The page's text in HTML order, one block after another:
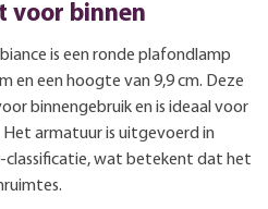
voor binnen
is een ronde plafondlamp
en een hoogte van 9,9 cm. Deze
binnengebruik en is ideaal voor
Het armatuur is uitgevoerd in
classificatie, wat betekent dat het